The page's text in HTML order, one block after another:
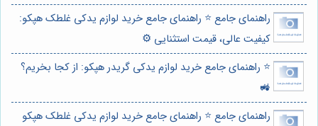
راهنمای جامع ⭐️ راهنمای جامع خرید لوازم یدکی غلطک هپکو:
کیفیت عالی، قیمت استثنایی ⚙️
⭐️ راهنمای جامع خرید لوازم یدکی گریدر هپکو: از کجا بخریم؟
🚜
راهنمای جامع ⭐️ راهنمای جامع خرید لوازم یدکی غلطک هپکو